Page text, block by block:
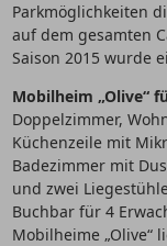
Parkmöglichkeiten
auf dem gesamten
Saison 2015 wurde
Mobilheim „Olive“
Doppelzimmer,
Küchenzeile mit
Badezimmer mit
und zwei
Buchbar für 4
Mobilheime „Olive“